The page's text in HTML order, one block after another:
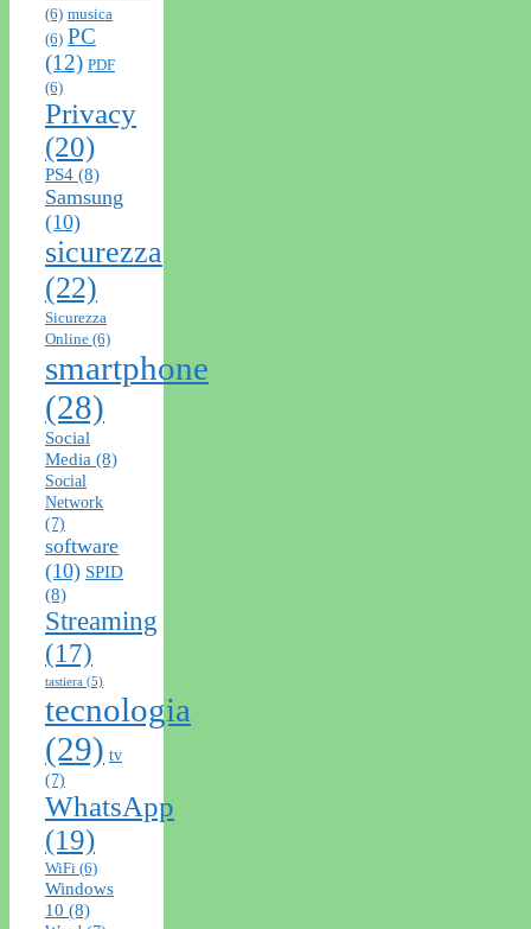
(6) musica
(6) PC
(12) PDF
(6)
Privacy
(20)
PS4 (8)
Samsung
(10)
sicurezza
(22)
Sicurezza
Online (6)
smartphone
(28)
Social
Media (8)
Social
Network
(7)
software
(10) SPID
(8)
Streaming
(17)
tastiera (5)
tecnologia
(29) tv
(7)
WhatsApp
(19)
WiFi (6)
Windows
10 (8)